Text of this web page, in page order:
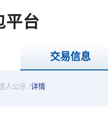
平台
交易信息
人公示 /详情